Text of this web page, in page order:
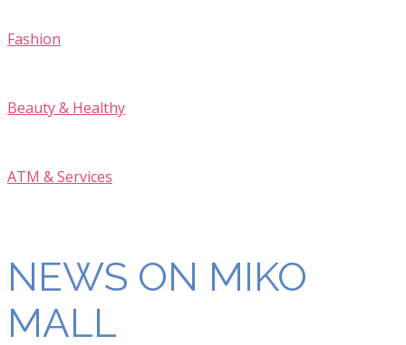
Fashion
Beauty & Healthy
ATM & Services
NEWS ON MIKO
MALL